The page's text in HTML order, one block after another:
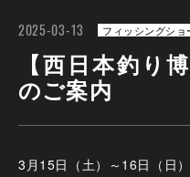
2025-03-13 フィッシングショ
【西日本釣り
のご案内
3月15日（土）～16日（日